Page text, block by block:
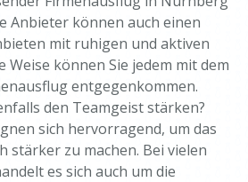
Anbieter können auch einen
mit ruhigen und aktiven
Weise können Sie jedem mit dem
entgegenkommen.
den Teamgeist stärken?
sich hervorragend, um das
stärker zu machen. Bei vielen
es sich auch um die